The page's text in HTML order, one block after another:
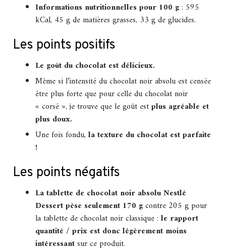
Informations nutritionnelles pour 100 g: 595
kCal, 45 g de matières grasses, 33 g de glucides.
Les points positifs
Le goût du chocolat est délicieux.
Même si l’intensité du chocolat noir absolu est censée
être plus forte que pour celle du chocolat noir
« corsé », je trouve que le goût estplus agréable et
plus doux.
Une fois fondu, la texture du chocolat est parfaite
!
Les points négatifs
La tablette de chocolat noir absolu Nestlé
Dessert pèse seulement 170 gcontre 205 g pour
la tablette de chocolat noir classique : le rapport
quantité / prix est donc légèrement moins
intéressantsur ce produit.